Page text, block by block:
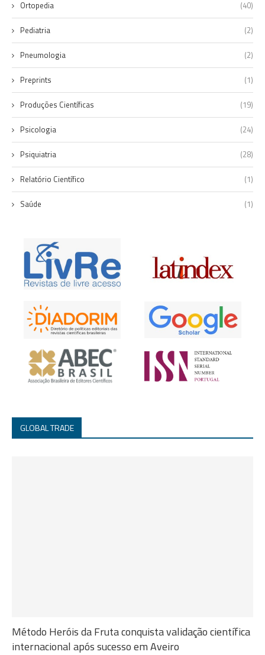
Ortopedia (40)
Pediatria (2)
Pneumologia (2)
Preprints (1)
Produções Científicas (19)
Psicologia (24)
Psiquiatria (28)
Relatório Científico (1)
Saúde (1)
GLOBAL TRADE
Método Heróis da Fruta conquista validação científica
internacional após sucesso em Aveiro